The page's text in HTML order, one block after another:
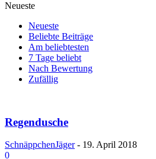
Neueste
Neueste
Beliebte Beiträge
Am beliebtesten
7 Tage beliebt
Nach Bewertung
Zufällig
Regendusche
SchnäppchenJäger - 19. April 2018
0